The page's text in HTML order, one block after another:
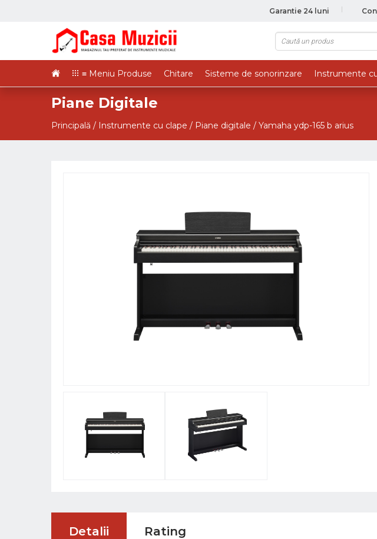
Garantie 24 luni
≡ Meniu Produse Chitare Sisteme de sonorinzare Instrumente
Piane Digitale
Principală / Instrumente cu clape / Piane digitale / Yamaha ydp-165 b arius
Detalii Rating